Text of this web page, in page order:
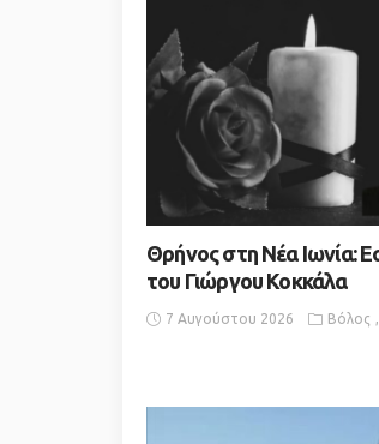
Θρήνος στη Νέα Ιωνία:
του Γιώργου Κοκκάλα
7 Αυγούστου 2026 Βόλος